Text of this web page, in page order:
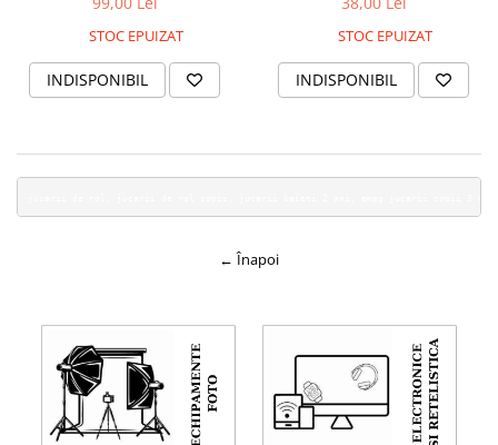
STOC EPUIZAT
INDISPONIBIL
multicolor
STOC EPUIZAT
INDISPONIBIL
← Înapoi